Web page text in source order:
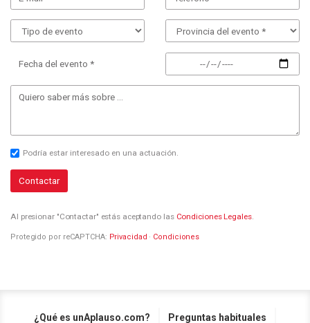
Fecha del evento *
Podría estar interesado en una actuación.
Contactar
Al presionar "Contactar" estás aceptando las Condiciones Legales.
Protegido por reCAPTCHA: Privacidad · Condiciones
¿Qué es unAplauso.com? Preguntas habituales